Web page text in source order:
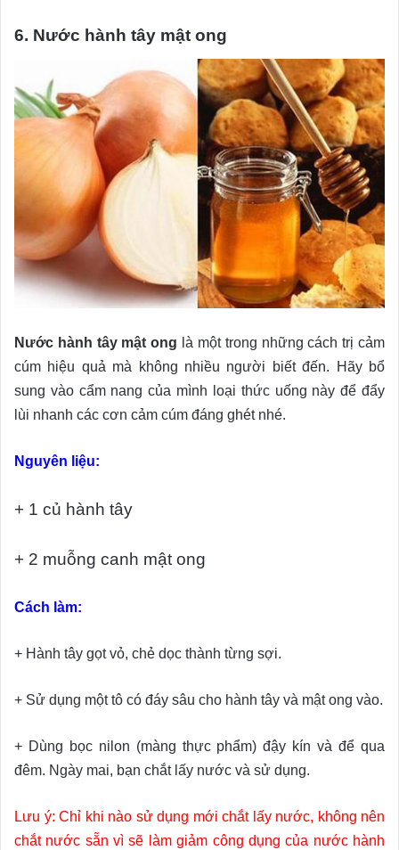
6. Nước hành tây mật ong
Nước hành tây mật ong là một trong những cách trị cảm
cúm hiệu quả mà không nhiều người biết đến. Hãy bổ
sung vào cẩm nang của mình loại thức uống này để đẩy
lùi nhanh các cơn cảm cúm đáng ghét nhé.
Nguyên liệu:
+ 1 củ hành tây
+ 2 muỗng canh mật ong
Cách làm:
+ Hành tây gọt vỏ, chẻ dọc thành từng sợi.
+ Sử dụng một tô có đáy sâu cho hành tây và mật ong vào.
+ Dùng bọc nilon (màng thực phẩm) đậy kín và để qua
đêm. Ngày mai, bạn chắt lấy nước và sử dụng.
Lưu ý: Chỉ khi nào sử dụng mới chắt lấy nước, không nên
chắt nước sẵn vì sẽ làm giảm công dụng của nước hành